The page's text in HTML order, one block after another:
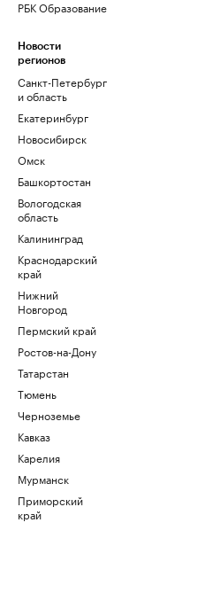
РБК Образование
Новости
регионов
Санкт-Петербург
и область
Екатеринбург
Новосибирск
Омск
Башкортостан
Вологодская
область
Калининград
Краснодарский
край
Нижний
Новгород
Пермский край
Ростов-на-Дону
Татарстан
Тюмень
Черноземье
Кавказ
Карелия
Мурманск
Приморский
край